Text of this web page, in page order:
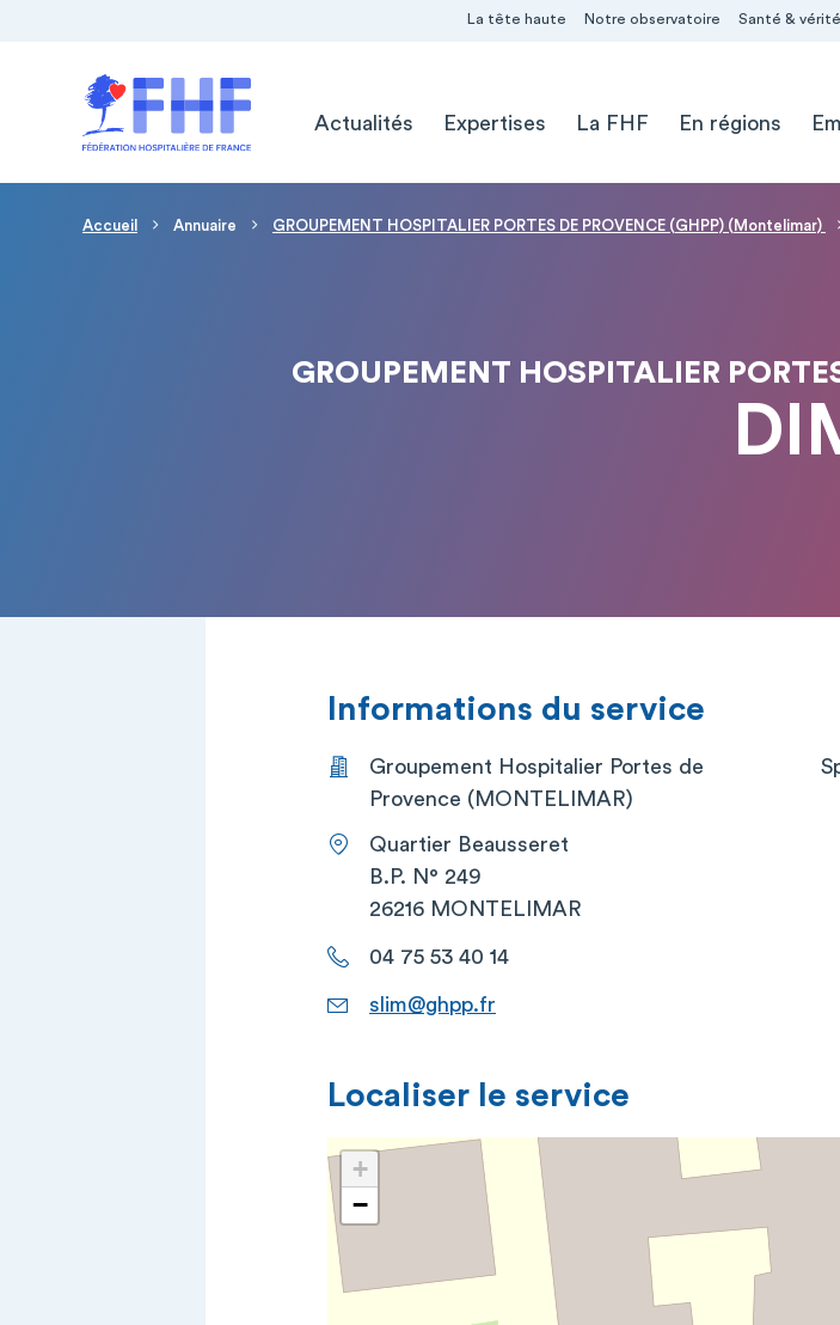
La tête haute Notre observatoire Santé &
Actualités
Expertises La FHF En régions
Fil d'Ariane
Accueil Annuaire GROUPEMENT HOSPITALIER PORTES DE PROVENCE (GHPP) (Montelimar)
GROUPEMENT HOSPITALIER
Informations du service
Groupement Hospitalier Portes de
Provence (MONTELIMAR)
Quartier Beausseret
B.P. N° 249
26216 MONTELIMAR
04 75 53 40 14
slim@ghpp.fr
Localiser le service
+
−